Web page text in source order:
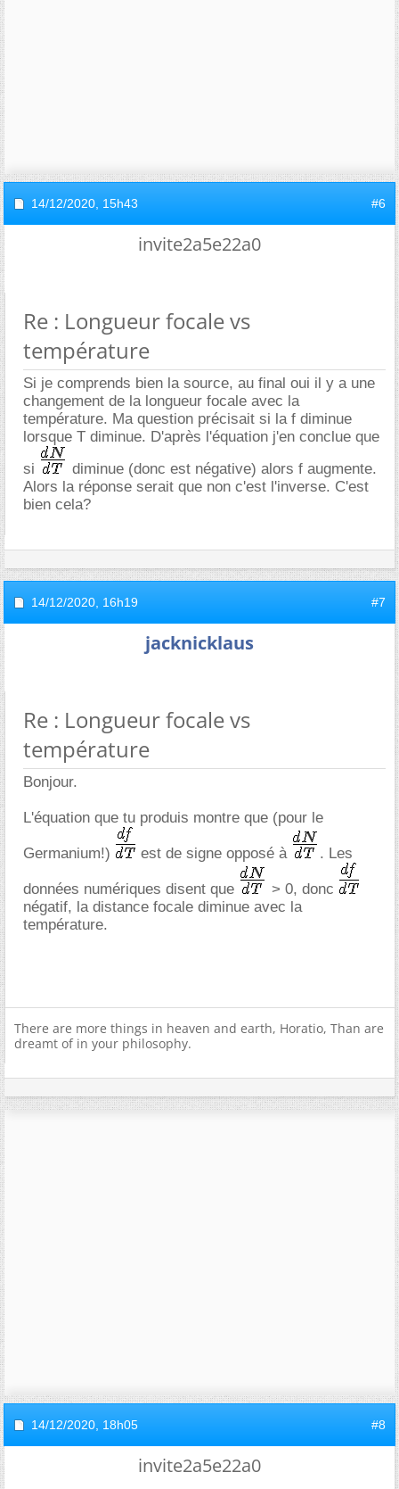
14/12/2020, 15h43 #6
invite2a5e22a0
Re : Longueur focale vs
température
Si je comprends bien la source, au final oui il y a une
changement de la longueur focale avec la
température. Ma question précisait si la f diminue
lorsque T diminue. D'après l'équation j'en conclue que
si
diminue (donc est négative) alors f augmente.
Alors la réponse serait que non c'est l'inverse. C'est
bien cela?
14/12/2020, 16h19 #7
jacknicklaus
Re : Longueur focale vs
température
Bonjour.
L'équation que tu produis montre que (pour le
Germanium!) est de signe opposé à . Les
données numériques disent que
> 0, donc
négatif, la distance focale diminue avec la
température.
There are more things in heaven and earth, Horatio, Than are
dreamt of in your philosophy.
14/12/2020, 18h05 #8
invite2a5e22a0